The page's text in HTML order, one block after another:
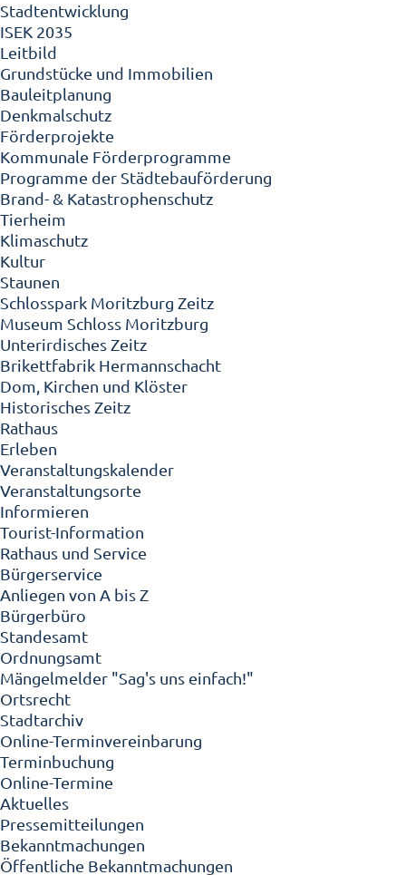
Stadtentwicklung
ISEK 2035
Leitbild
Grundstücke und Immobilien
Bauleitplanung
Denkmalschutz
Förderprojekte
Kommunale Förderprogramme
Programme der Städtebauförderung
Brand- & Katastrophenschutz
Tierheim
Klimaschutz
Kultur
Staunen
Schlosspark Moritzburg Zeitz
Museum Schloss Moritzburg
Unterirdisches Zeitz
Brikettfabrik Hermannschacht
Dom, Kirchen und Klöster
Historisches Zeitz
Rathaus
Erleben
Veranstaltungskalender
Veranstaltungsorte
Informieren
Tourist-Information
Rathaus und Service
Bürgerservice
Anliegen von A bis Z
Bürgerbüro
Standesamt
Ordnungsamt
Mängelmelder "Sag's uns einfach!"
Ortsrecht
Stadtarchiv
Online-Terminvereinbarung
Terminbuchung
Online-Termine
Aktuelles
Pressemitteilungen
Bekanntmachungen
Öffentliche Bekanntmachungen